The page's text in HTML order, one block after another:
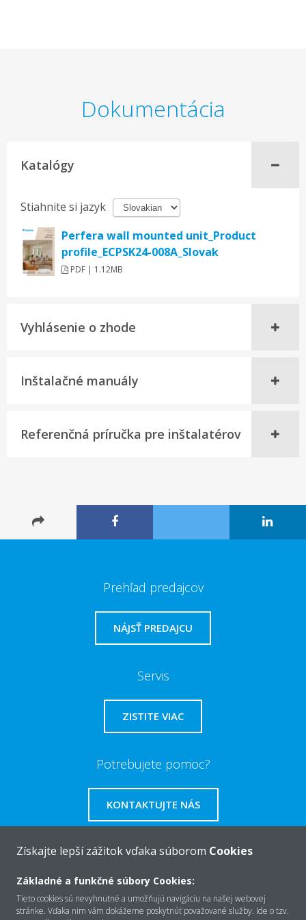
Dokumentácia
Katalógy
Stiahnite si jazyk
Perfera wall mounted unit_Product
profile_ECPSK24-008A_Slovak
PDF | 1.12MB
Vyhlásenie o zhode
Inštalačné manuály
Referenčná príručka pre inštalatérov
Prehľad predajcov
NÁJSŤ PREDAJCU
Servis
ZISTITE VIAC
Potrebujete pomoc?
KONTAKTUJTE NÁS
O Daikin
Získajte lepší zážitok vďaka súborom Cookies
Základné a funkčné súbory Cookies:
Tieto cookies sú nevyhnutné a umožňujú navigáciu na našej webovej
stránke. Vďaka nim vám dokážeme poskytnúť považované služby. Ide o tzv.